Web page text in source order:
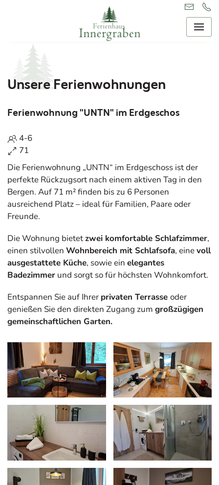
Unsere Ferienwohnungen
Ferienwohnung "UNTN" im Erdgeschos
4-6
71
Die Ferienwohnung „UNTN“ im Erdgeschoss ist der
perfekte Rückzugsort nach einem aktiven Tag in den
Bergen. Auf 71 m² finden bis zu 6 Personen
ausreichend Platz – ideal für Familien, Paare oder
Freunde.
Die Wohnung bietetzwei komfortable Schlafzimmer,
einen stilvollen Wohnbereich mit Schlafsofa, einevoll
ausgestattete Küche, sowie ein elegantes
Badezimmer und sorgt so für höchsten Wohnkomfort.
Entspannen Sie auf Ihrer privaten Terrasse oder
genießen Sie den direkten Zugang zum großzügigen
gemeinschaftlichen Garten.